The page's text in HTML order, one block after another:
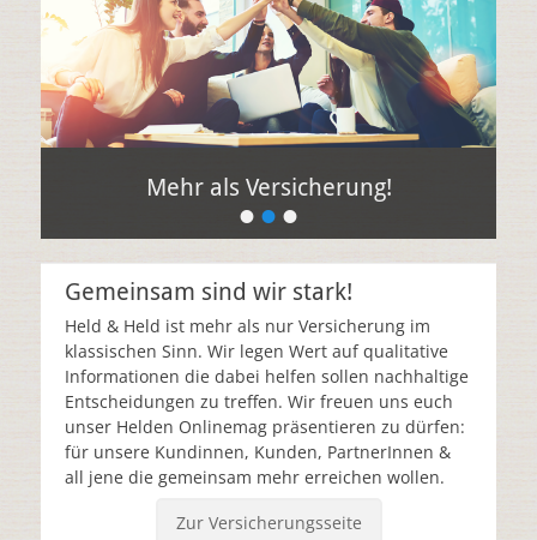
•••
Mehr als Versicherung!
Gemeinsam sind wir stark!
Held & Held ist mehr als nur Versicherung im
klassischen Sinn. Wir legen Wert auf qualitative
Informationen die dabei helfen sollen nachhaltige
Entscheidungen zu treffen. Wir freuen uns euch
unser Helden Onlinemag präsentieren zu dürfen:
für unsere Kundinnen, Kunden, PartnerInnen &
all jene die gemeinsam mehr erreichen wollen.
Zur Versicherungsseite